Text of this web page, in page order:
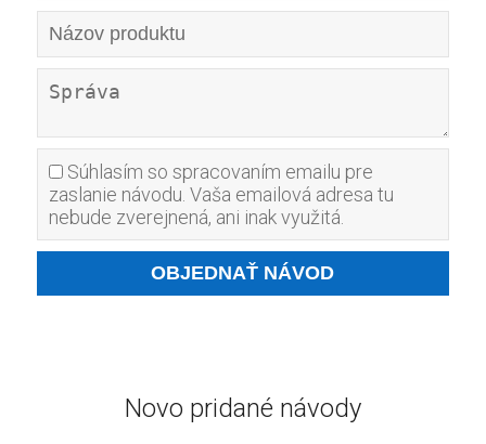
Súhlasím so spracovaním emailu pre
zaslanie návodu. Vaša emailová adresa tu
nebude zverejnená, ani inak využitá.
Novo pridané návody